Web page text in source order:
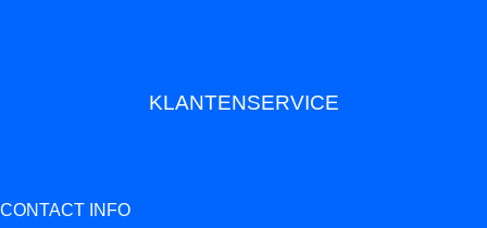
KLANTENSERVICE
CONTACT INFO